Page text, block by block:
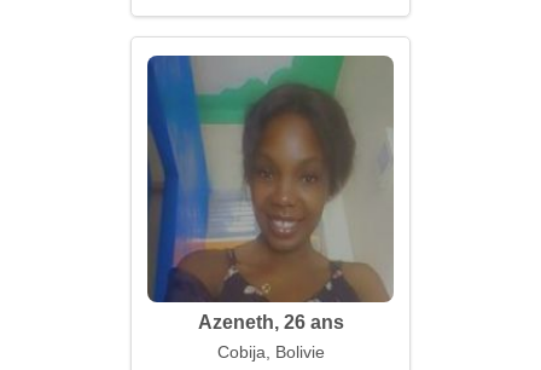
Azeneth, 26 ans
Cobija, Bolivie